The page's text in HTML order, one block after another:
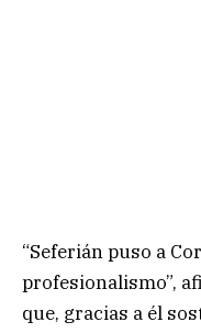
“Seferián puso a
profesionalismo”,
que, gracias a él